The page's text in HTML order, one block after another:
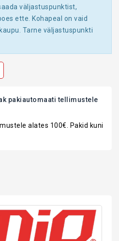
väljastuspunktist,
ette. Kohapeal on vaid
Tarne väljastuspunkti
pakiautomaati tellimustele
alates 100€. Pakid kuni